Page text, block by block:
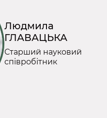
Людмила
ГЛАВАЦЬКА
Старший науковий
співробітник